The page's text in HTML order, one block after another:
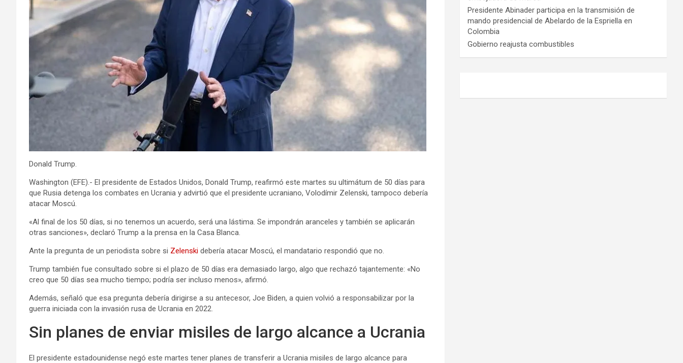
Donald Trump.
Washington (EFE).- El presidente de Estados Unidos, Donald Trump, reafirmó este martes su ultimátum de 50 días para
que Rusia detenga los combates en Ucrania y advirtió que el presidente ucraniano, Volodímir Zelenski, tampoco debería
atacar Moscú.
«Al final de los 50 días, si no tenemos un acuerdo, será una lástima. Se impondrán aranceles y también se aplicarán
otras sanciones», declaró Trump a la prensa en la Casa Blanca.
Ante la pregunta de un periodista sobre si Zelenski debería atacar Moscú, el mandatario respondió que no.
Trump también fue consultado sobre si el plazo de 50 días era demasiado largo, algo que rechazó tajantemente: «No
creo que 50 días sea mucho tiempo; podría ser incluso menos», afirmó.
Además, señaló que esa pregunta debería dirigirse a su antecesor, Joe Biden, a quien volvió a responsabilizar por la
guerra iniciada con la invasión rusa de Ucrania en 2022.
Sin planes de enviar misiles de largo alcance a Ucrania
El presidente estadounidense negó este martes tener planes de transferir a Ucrania misiles de largo alcance para
Presidente Abinader participa en la transmisión de
mando presidencial de Abelardo de la Espriella en
Colombia
Gobierno reajusta combustibles